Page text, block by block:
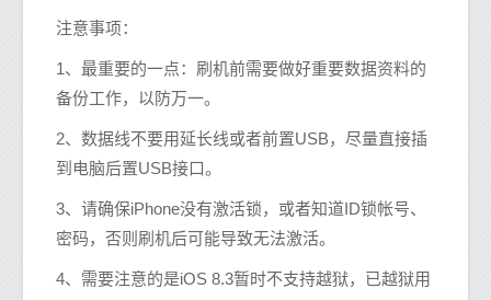
注意事项：
1、最重要的一点：刷机前需要做好重要数据资料的
备份工作，以防万一。
2、数据线不要用延长线或者前置USB，尽量直接插
到电脑后置USB接口。
3、请确保iPhone没有激活锁，或者知道ID锁帐号、
密码，否则刷机后可能导致无法激活。
4、需要注意的是iOS 8.3暂时不支持越狱，已越狱用